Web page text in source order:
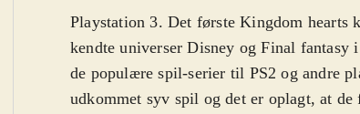
Playstation 3. Det første Kingdom hearts
kendte universer Disney og Final
de populære spil-serier til PS2 og andre
udkommet syv spil og det er oplagt, at